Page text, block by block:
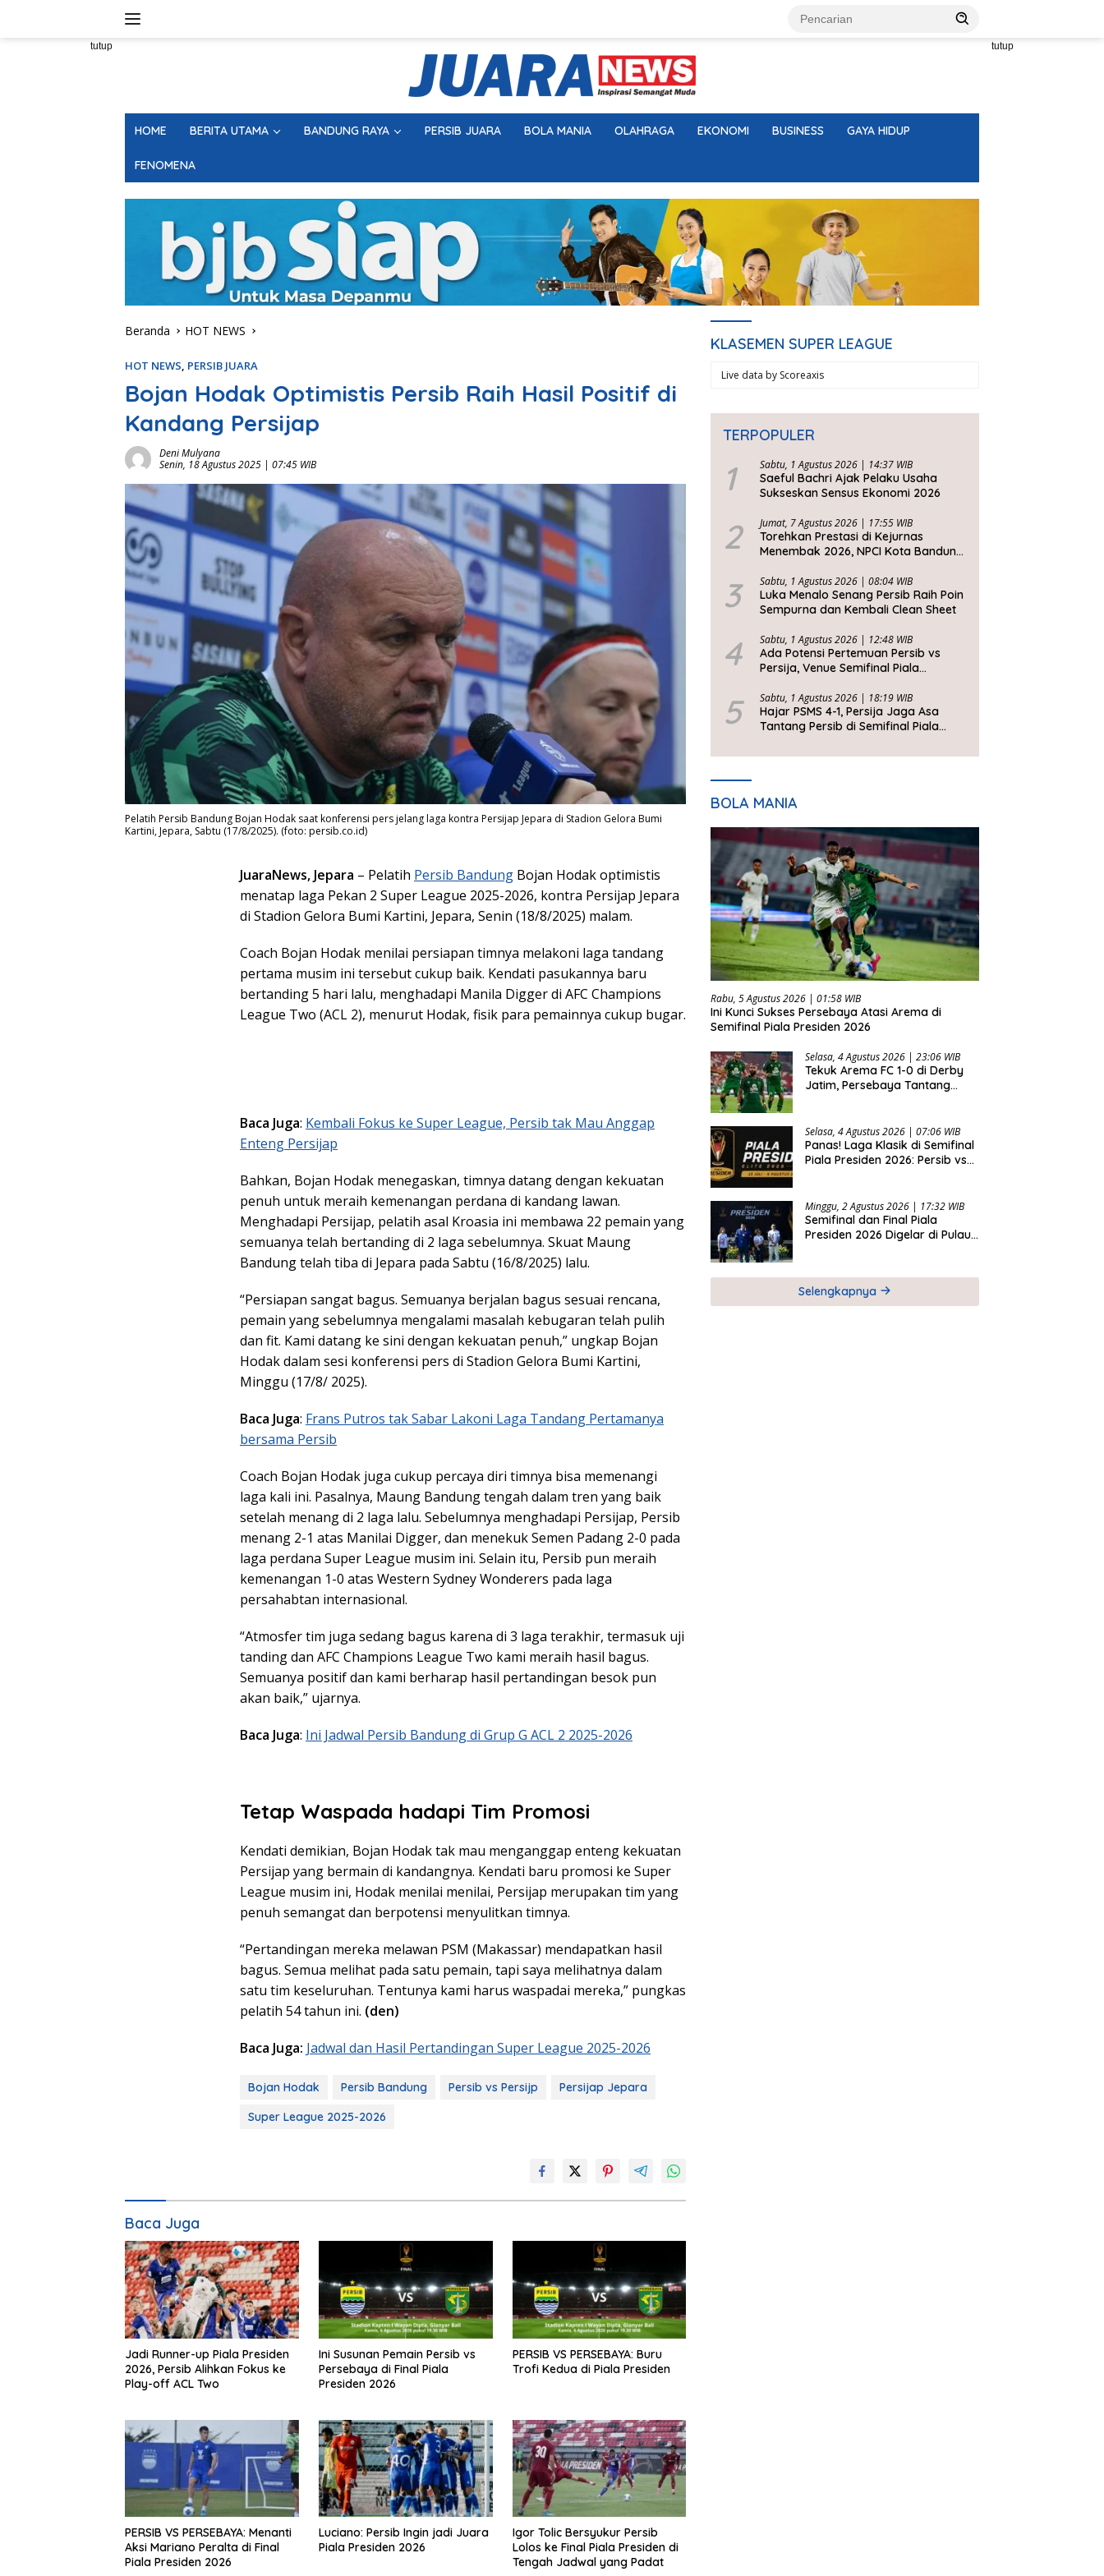
tutup tutup
HOME BERITA UTAMA BANDUNG RAYA PERSIB JUARA BOLA MANIA OLAHRAGA EKONOMI BUSINESS GAYA HIDUP
FENOMENA
Beranda HOT NEWS
HOT NEWS, PERSIB JUARA
Bojan Hodak Optimistis Persib Raih Hasil Positif di
Kandang Persijap
Deni Mulyana
Senin, 18 Agustus 2025 | 07:45 WIB
Pelatih Persib Bandung Bojan Hodak saat konferensi pers jelang laga kontra Persijap Jepara di Stadion Gelora Bumi
Kartini, Jepara, Sabtu (17/8/2025). (foto: persib.co.id)
JuaraNews, Jepara – Pelatih Persib Bandung Bojan Hodak optimistis
menatap laga Pekan 2 Super League 2025-2026, kontra Persijap Jepara
di Stadion Gelora Bumi Kartini, Jepara, Senin (18/8/2025) malam.
Coach Bojan Hodak menilai persiapan timnya melakoni laga tandang
pertama musim ini tersebut cukup baik. Kendati pasukannya baru
bertanding 5 hari lalu, menghadapi Manila Digger di AFC Champions
League Two (ACL 2), menurut Hodak, fisik para pemainnya cukup bugar.
Baca Juga: Kembali Fokus ke Super League, Persib tak Mau Anggap
Enteng Persijap
Bahkan, Bojan Hodak menegaskan, timnya datang dengan kekuatan
penuh untuk meraih kemenangan perdana di kandang lawan.
Menghadapi Persijap, pelatih asal Kroasia ini membawa 22 pemain yang
semuanya telah bertanding di 2 laga sebelumnya. Skuat Maung
Bandung telah tiba di Jepara pada Sabtu (16/8/2025) lalu.
“Persiapan sangat bagus. Semuanya berjalan bagus sesuai rencana,
pemain yang sebelumnya mengalami masalah kebugaran telah pulih
dan fit. Kami datang ke sini dengan kekuatan penuh,” ungkap Bojan
Hodak dalam sesi konferensi pers di Stadion Gelora Bumi Kartini,
Minggu (17/8/ 2025).
Baca Juga: Frans Putros tak Sabar Lakoni Laga Tandang Pertamanya
bersama Persib
Coach Bojan Hodak juga cukup percaya diri timnya bisa memenangi
laga kali ini. Pasalnya, Maung Bandung tengah dalam tren yang baik
setelah menang di 2 laga lalu. Sebelumnya menghadapi Persijap, Persib
menang 2-1 atas Manilai Digger, dan menekuk Semen Padang 2-0 pada
laga perdana Super League musim ini. Selain itu, Persib pun meraih
kemenangan 1-0 atas Western Sydney Wonderers pada laga
persahabtan internasional.
“Atmosfer tim juga sedang bagus karena di 3 laga terakhir, termasuk uji
tanding dan AFC Champions League Two kami meraih hasil bagus.
Semuanya positif dan kami berharap hasil pertandingan besok pun
akan baik,” ujarnya.
Baca Juga: Ini Jadwal Persib Bandung di Grup G ACL 2 2025-2026
Tetap Waspada hadapi Tim Promosi
Kendati demikian, Bojan Hodak tak mau menganggap enteng kekuatan
Persijap yang bermain di kandangnya. Kendati baru promosi ke Super
League musim ini, Hodak menilai menilai, Persijap merupakan tim yang
penuh semangat dan berpotensi menyulitkan timnya.
“Pertandingan mereka melawan PSM (Makassar) mendapatkan hasil
bagus. Semua melihat pada satu pemain, tapi saya melihatnya dalam
satu tim keseluruhan. Tentunya kami harus waspadai mereka,” pungkas
pelatih 54 tahun ini. (den)
Baca Juga: Jadwal dan Hasil Pertandingan Super League 2025-2026
Bojan Hodak Persib Bandung Persib vs Persijp
Persijap Jepara
Super League 2025-2026
Baca Juga
Jadi Runner-up Piala Presiden
2026, Persib Alihkan Fokus ke
Play-off ACL Two
Ini Susunan Pemain Persib vs
Persebaya di Final Piala
Presiden 2026
PERSIB VS PERSEBAYA: Buru
Trofi Kedua di Piala Presiden
PERSIB VS PERSEBAYA: Menanti
Aksi Mariano Peralta di Final
Piala Presiden 2026
Luciano: Persib Ingin jadi Juara
Piala Presiden 2026
Igor Tolic Bersyukur Persib
Lolos ke Final Piala Presiden di
Tengah Jadwal yang Padat
KLASEMEN SUPER LEAGUE
Live data by Scoreaxis
TERPOPULER
1 Sabtu, 1 Agustus 2026 | 14:37 WIB
Saeful Bachri Ajak Pelaku Usaha
Sukseskan Sensus Ekonomi 2026
2 Jumat, 7 Agustus 2026 | 17:55 WIB
Torehkan Prestasi di Kejurnas
Menembak 2026, NPCI Kota Bandung
3 Sabtu, 1 Agustus 2026 | 08:04 WIB
Luka Menalo Senang Persib Raih Poin
Sempurna dan Kembali Clean Sheet
4 Sabtu, 1 Agustus 2026 | 12:48 WIB
Ada Potensi Pertemuan Persib vs
Persija, Venue Semifinal Piala
5 Sabtu, 1 Agustus 2026 | 18:19 WIB
Hajar PSMS 4-1, Persija Jaga Asa
Tantang Persib di Semifinal Piala
BOLA MANIA
Rabu, 5 Agustus 2026 | 01:58 WIB
Ini Kunci Sukses Persebaya Atasi Arema di
Semifinal Piala Presiden 2026
Selasa, 4 Agustus 2026 | 23:06 WIB
Tekuk Arema FC 1-0 di Derby
Jatim, Persebaya Tantang
Selasa, 4 Agustus 2026 | 07:06 WIB
Panas! Laga Klasik di Semifinal
Piala Presiden 2026: Persib vs
Minggu, 2 Agustus 2026 | 17:32 WIB
Semifinal dan Final Piala
Presiden 2026 Digelar di Pulau
Selengkapnya